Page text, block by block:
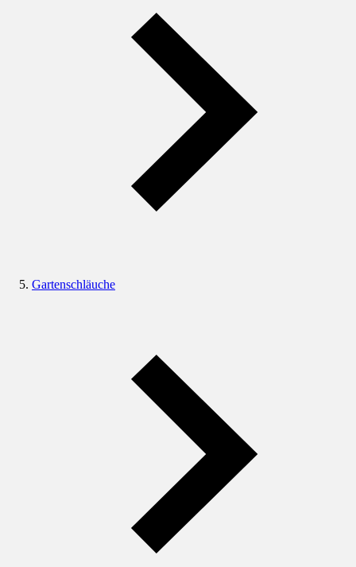
Gartenschläuche